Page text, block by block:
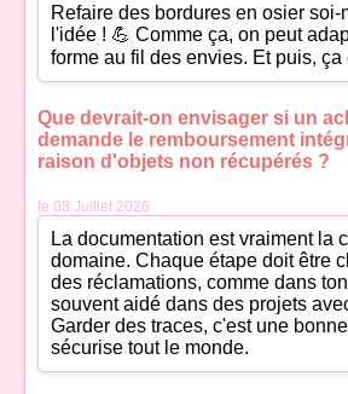
Refaire des bordures en osier soi-
l'idée ! 💪 Comme ça, on peut
forme au fil des envies. Et puis, ça
Que devrait-on envisager si un
demande le remboursement
raison d'objets non récupérés ?
le 08 Juillet 2026
La documentation est vraiment la
domaine. Chaque étape doit être
des réclamations, comme dans
souvent aidé dans des projets
Garder des traces, c'est une
sécurise tout le monde.